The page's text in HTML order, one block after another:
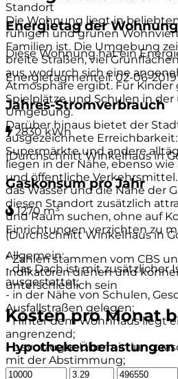
Standort
Die Wohnung liegt in
ruhigen und grünen
Familien ist. Die Umgebung
breite Straßen, viel
aus, wodurch sich eine
Atmosphäre ergibt. Für Kinder
Spielplätze und Schulen in
Umgebung.
Darüber hinaus bietet der
ausgezeichnete
Supermärkte und andere
liegen in der Nähe, ebenso
und öffentliche
das Wasser und die Nähe der
diesen Standort zusätzlich
und Raum suchen, ohne auf
Einrichtungen verzichten zu
Allgemein:
- das Dach ist mit zusätzlicher
ausgestattet;
- in der Nähe von Schulen,
Ausfallstraßen gelegen;
- Hinter dem Wohnhaus liegt
angrenzend;
- bevorzugte Übermittlung:
mit der Abstimmung;
Energietag der Wohnung
Diese Wohnung hat ein
Energietagmenteil: 02-06-2019
Jahres-Stromverbrauch
2830 kWh
(Durchschnitt Winkelhaus in
Gaskonsum pro Jahr
1270 m³
(Durchschnitt Winkelhaus in
* Zahlen stammen vom CBS
Indikatoren dienen und
unterschiedlich sein
Kosten pro Monat
Hypothekenbelastungen